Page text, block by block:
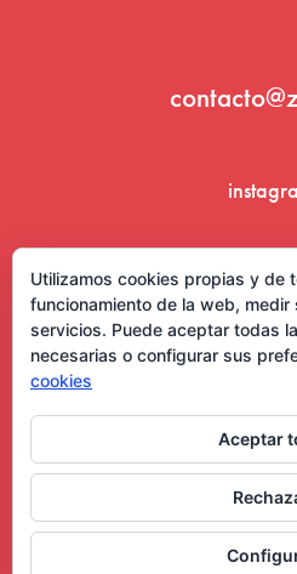
Aviso Legal y
Utilizamos cookies propias y de
funcionamiento de la web,
servicios. Puede aceptar todas
necesarias o configurar sus
cookies
Aceptar